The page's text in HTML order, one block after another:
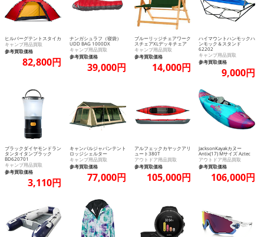
ヒルバーグテントスタイカ
キャンプ用品買取
参考買取価格
82,800円
ナンガシュラフ（寝袋）
UDD BAG 1000DX
キャンプ用品買取
参考買取価格
39,000円
ブルーリッジチェアワーク
スチェアXLデッキチェア
キャンプ用品買取
参考買取価格
14,000円
ハイマウントハンモックハ
ンモック＆スタンド
62202
キャンプ用品買取
参考買取価格
9,000円
ブラックダイヤモンドラン
タンタイタンブラック
BD620701
キャンプ用品買取
参考買取価格
3,110円
キャンパルジャパンテント
ロッジシェルター
キャンプ用品買取
参考買取価格
77,000円
アルフェックカヤックアリ
ュート380T
アウトドア用品買取
参考買取価格
105,000円
JacksonKayakカヌー
Antix(17) Mサイズ Aztec
アウトドア用品買取
参考買取価格
106,000円